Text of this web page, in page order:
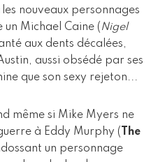
nouveaux personnages
Michael Caine ( Nigel
aux dents décalées,
aussi obsédé par ses
que son sexy rejeton...
même si Mike Myers ne
à Eddy Murphy (
The
un personnage